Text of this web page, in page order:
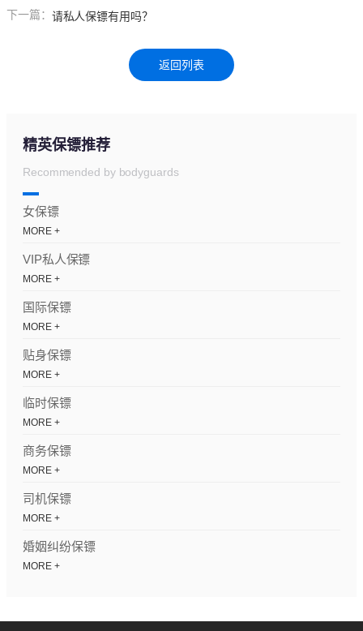
下一篇： 请私人保镖有用吗？
返回列表
精英保镖推荐
Recommended by bodyguards
女保镖
MORE +
VIP私人保镖
MORE +
国际保镖
MORE +
贴身保镖
MORE +
临时保镖
MORE +
商务保镖
MORE +
司机保镖
MORE +
婚姻纠纷保镖
MORE +